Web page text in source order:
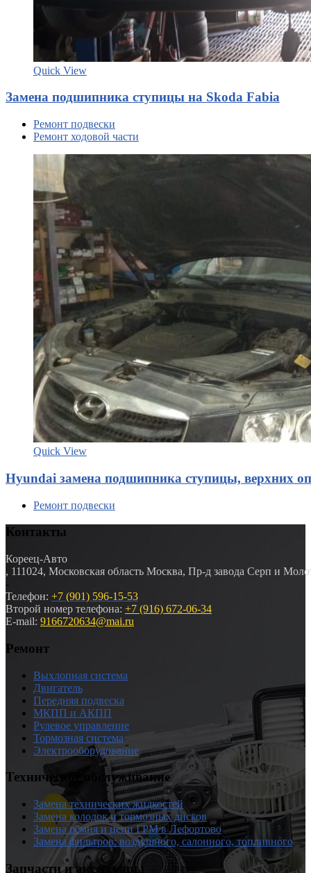
Quick View
Замена подшипника ступицы на Skoda Fabia
Ремонт подвески
Ремонт ходовой части
Quick View
Hyundai замена подшипника ступицы, верхних
Ремонт подвески
Контакты
Кореец-Авто
, 111024, Московская область Москва, Пр-д завода Серп и
-
Телефон: +7 (901) 596-15-53
Второй номер телефона: +7 (916) 672-06-34
E-mail: 9166720634@mai.ru
Ремонт
Выхлопная система
Двигатель
Передняя подвеска
МКПП и АКПП
Рулевое управление
Тормозная система
Электрооборудование
Техническое обслуживание
Замена технических жидкостей
Замена колодок и тормозных дисков
Замена ремня и цепи ГРМ в Лефортово
Замена фильтров: воздушного, салонного, топливного
Запчасти и аксессуары